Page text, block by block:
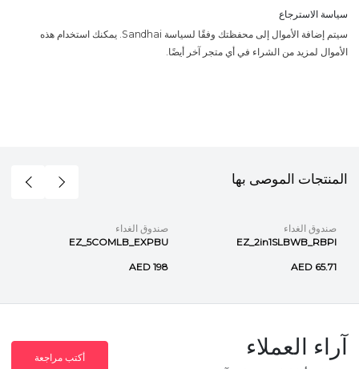
سياسة الاسترجاع
سيتم إضافة الأموال إلى محفظتك وفقًا لسياسة Sandhai. يمكنك استخدام هذه
الأموال لمزيد من الشراء في أي متجر آخر أيضًا.
المنتجات الموصى بها
صندوق الغداء
EZ_2in1SLBWB_RBPI
AED 65.71
صندوق الغداء
EZ_5COMLB_EXPBU
AED 198
آراء العملاء أكتب مراجعة